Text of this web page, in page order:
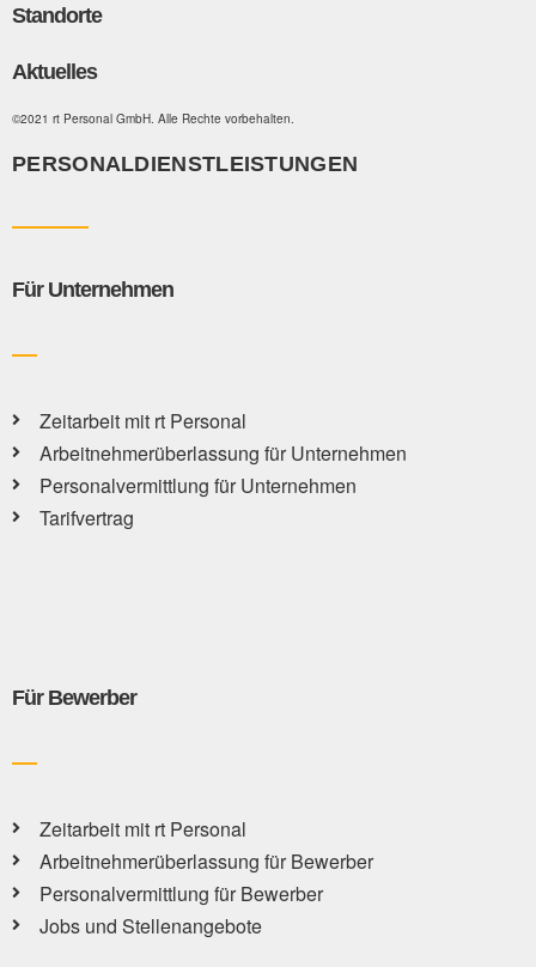
Standorte
Aktuelles
©2021 rt Personal GmbH. Alle Rechte vorbehalten.
PERSONALDIENSTLEISTUNGEN
Für Unternehmen
Zeitarbeit mit rt Personal
Arbeitnehmerüberlassung für Unternehmen
Personalvermittlung für Unternehmen
Tarifvertrag
Für Bewerber
Zeitarbeit mit rt Personal
Arbeitnehmerüberlassung für Bewerber
Personalvermittlung für Bewerber
Jobs und Stellenangebote